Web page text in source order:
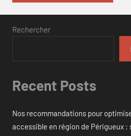
Rechercher
Recent Posts
Nos recommandations pour
accessible en région de Périgueux